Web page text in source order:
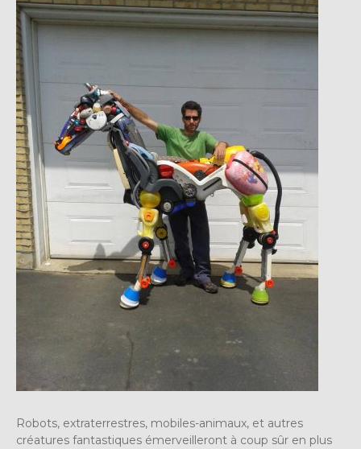
Robots, extraterrestres, mobiles-animaux, et autres
créatures fantastiques émerveilleront à coup sûr en plus